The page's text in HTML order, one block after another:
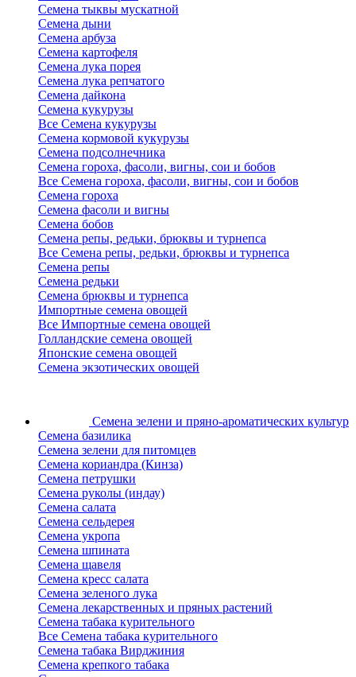
Семена тыквы мускатной
Семена дыни
Семена арбуза
Семена картофеля
Семена лука порея
Семена лука репчатого
Семена дайкона
Семена кукурузы
Все Семена кукурузы
Семена кормовой кукурузы
Семена подсолнечника
Семена гороха, фасоли, вигны, сои и бобов
Все Семена гороха, фасоли, вигны, сои и бобов
Семена гороха
Семена фасоли и вигны
Семена бобов
Семена репы, редьки, брюквы и турнепса
Все Семена репы, редьки, брюквы и турнепса
Семена репы
Семена редьки
Семена брюквы и турнепса
Импортные семена овощей
Все Импортные семена овощей
Голландские семена овощей
Японские семена овощей
Семена экзотических овощей
Семена зелени и пряно-ароматических культур
Семена базилика
Семена зелени для питомцев
Семена кориандра (Кинза)
Семена петрушки
Семена руколы (индау)
Семена салата
Семена сельдерея
Семена укропа
Семена шпината
Семена щавеля
Семена кресс салата
Семена зеленого лука
Семена лекарственных и пряных растений
Семена табака курительного
Все Семена табака курительного
Семена табака Вирджиния
Семена крепкого табака